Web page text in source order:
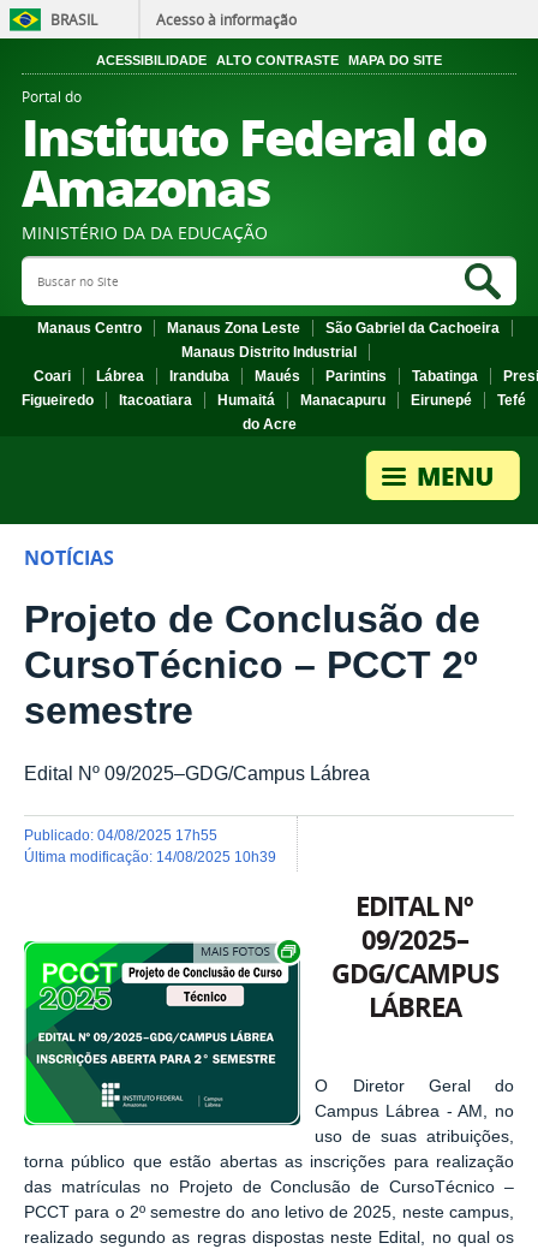
BRASIL Acesso à informação
ACESSIBILIDADE ALTO CONTRASTE MAPA DO SITE
Portal do
Instituto Federal do
Amazonas
MINISTÉRIO DA DA EDUCAÇÃO
Search Site
Manaus Centro Manaus Zona Leste
São Gabriel da Cachoeira
Manaus Distrito Industrial
Coari
Lábrea Iranduba Maués Parintins Tabatinga
Figueiredo
Itacoatiara Humaitá Manacapuru Eirunepé
Tefé
do Acre
NOTÍCIAS
Projeto de Conclusão de
CursoTécnico – PCCT 2º
semestre
Edital Nº 09/2025–GDG/Campus Lábrea
publicado: 04/08/2025 17h55
última modificação: 14/08/2025 10h39
Show image carousel
EDITAL Nº
09/2025–
GDG/CAMPUS
LÁBREA
O Diretor Geral do
Campus Lábrea - AM, no
uso de suas atribuições,
torna público que estão abertas as inscrições para realização
das matrículas no Projeto de Conclusão de CursoTécnico –
PCCT para o 2º semestre do ano letivo de 2025, neste campus,
realizado segundo as regras dispostas neste Edital, no qual os